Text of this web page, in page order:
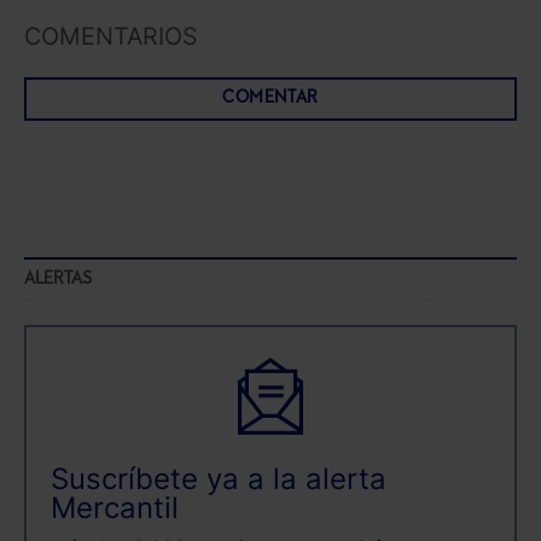
COMENTARIOS
COMENTAR
ALERTAS
Suscríbete ya a la alerta
Mercantil